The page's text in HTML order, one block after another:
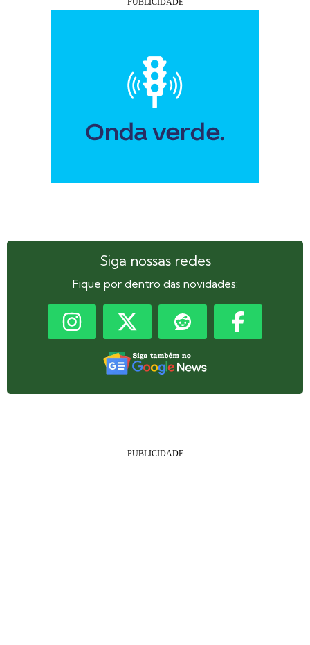
Siga nossas redes
Fique por dentro das novidades: